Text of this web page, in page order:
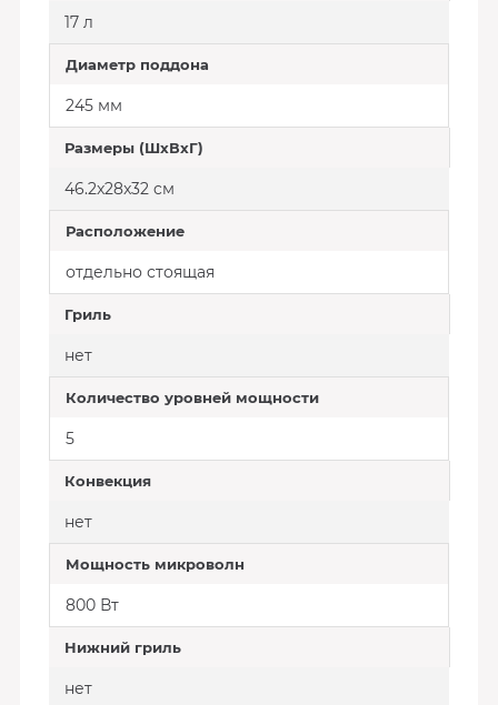
17 л
Диаметр поддона
245 мм
Размеры (ШxВxГ)
46.2x28x32 cм
Расположение
отдельно стоящая
Гриль
нет
Количество уровней мощности
5
Конвекция
нет
Мощность микроволн
800 Вт
Нижний гриль
нет